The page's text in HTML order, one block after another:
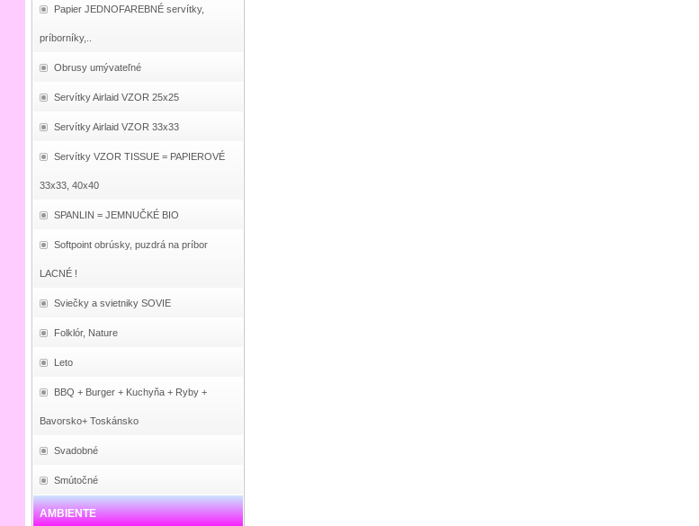
Papier JEDNOFAREBNÉ servítky,
príborníky,..
Obrusy umývateľné
Servítky Airlaid VZOR 25x25
Servítky Airlaid VZOR 33x33
Servítky VZOR TISSUE = PAPIEROVÉ
33x33, 40x40
SPANLIN = JEMNUČKÉ BIO
Softpoint obrúsky, puzdrá na príbor
LACNÉ !
Sviečky a svietniky SOVIE
Folklór, Nature
Leto
BBQ + Burger + Kuchyňa + Ryby +
Bavorsko+ Toskánsko
Svadobné
Smútočné
AMBIENTE